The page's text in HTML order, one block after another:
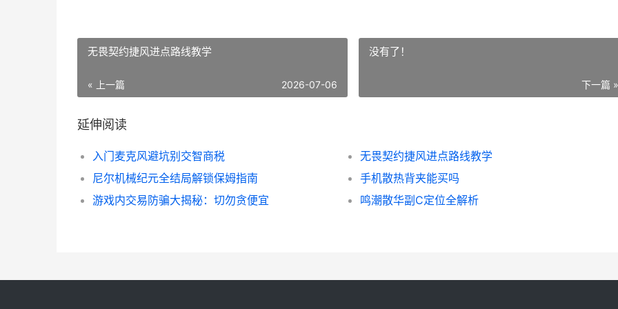
无畏契约捷风进点路线教学
« 上一篇 2026-07-06
没有了！
下一篇 »
延伸阅读
入门麦克风避坑别交智商税
无畏契约捷风进点路线教学
尼尔机械纪元全结局解锁保姆指南
手机散热背夹能买吗
游戏内交易防骗大揭秘：切勿贪便宜
鸣潮散华副C定位全解析